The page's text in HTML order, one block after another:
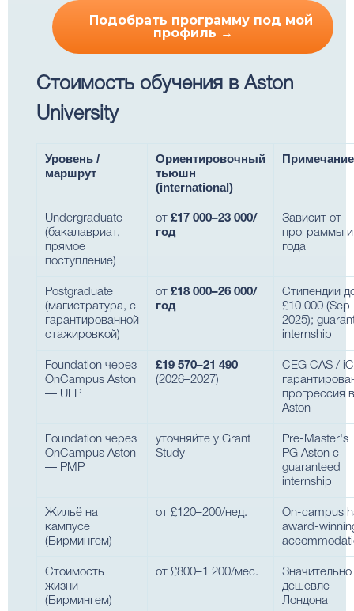
Подобрать программу под мой
профиль →
Стоимость обучения в Aston
University
Уровень /
маршрут
Ориентировочный
тьюшн
(international)
Примечание
Undergraduate
(бакалавриат,
прямое
поступление)
от £17 000–23 000/
год
Зависит от
программы и
года
Postgraduate
(магистратура, с
гарантированной
стажировкой)
от £18 000–26 000/
год
Стипендии
£10 000 (Sep
2025);
internship
Foundation через
OnCampus Aston
— UFP
£19 570–21 490
(2026–2027)
CEG CAS /
прогрессия в
Aston
Foundation через
OnCampus Aston
— PMP
уточняйте у Grant
Study
Pre-
PG Aston с
guaranteed
internship
Жильё на
кампусе
(Бирмингем)
от £120–200/нед.
On-campus
award-
Стоимость
жизни
(Бирмингем)
от £800–1 200/мес.
Значительно
дешевле
Лондона